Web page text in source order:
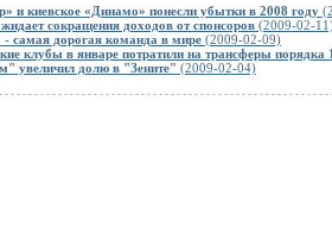
и киевское «Динамо» понесли убытки в 2008 году
сокращения доходов от спонсоров (2009-02-
самая дорогая команда в мире (2009-02-09)
клубы в январе потратили на трансферы
увеличил долю в "Зените" (2009-02-04)